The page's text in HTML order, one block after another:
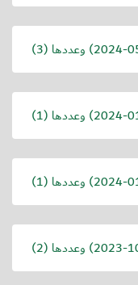
2024-) وعددها (3)
2024-) وعددها (1)
2024-) وعددها (1)
2023-) وعددها (2)